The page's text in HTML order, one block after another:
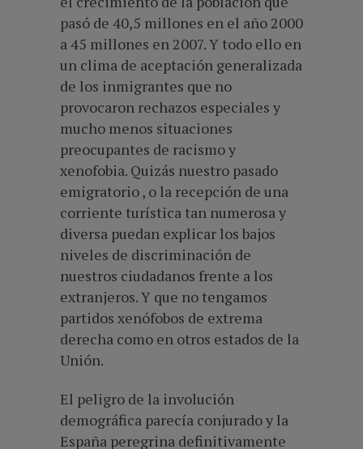
pasó de 40,5 millones en el año 2000
a 45 millones en 2007. Y todo ello en
un clima de aceptación generalizada
de los inmigrantes que no
provocaron rechazos especiales y
mucho menos situaciones
preocupantes de racismo y
xenofobia. Quizás nuestro pasado
emigratorio , o la recepción de una
corriente turística tan numerosa y
diversa puedan explicar los bajos
niveles de discriminación de
nuestros ciudadanos frente a los
extranjeros. Y que no tengamos
partidos xenófobos de extrema
derecha como en otros estados de la
Unión.
El peligro de la involución
demográfica parecía conjurado y la
España peregrina definitivamente